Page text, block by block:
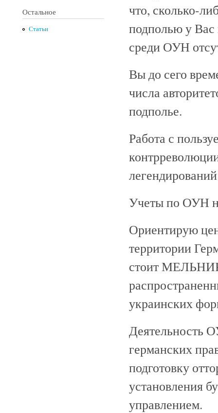
Остальное
Статьи
что, сколько-
подполью у Вас
среди ОУН
Вы до сего
числа
подполье.
Работа с
Учеты по ОУН
Ориентирую
территории
стоит
украинских
Деятельность
германских
подготовку
установления
управлением.